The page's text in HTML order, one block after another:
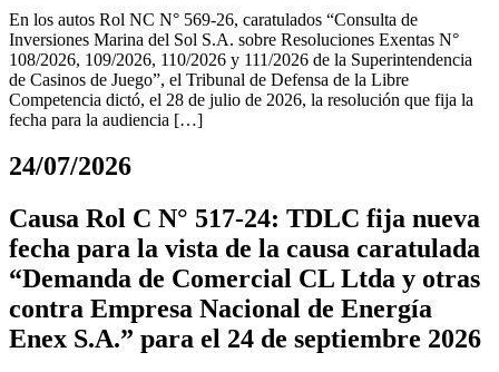
En los autos Rol NC N° 569-26, caratulados “Consulta de
Inversiones Marina del Sol S.A. sobre Resoluciones Exentas N°
108/2026, 109/2026, 110/2026 y 111/2026 de la Superintendencia
de Casinos de Juego”, el Tribunal de Defensa de la Libre
Competencia dictó, el 28 de julio de 2026, la resolución que fija la
fecha para la audiencia […]
24/07/2026
Causa Rol C N° 517-24: TDLC fija nueva
fecha para la vista de la causa caratulada
“Demanda de Comercial CL Ltda y otras
contra Empresa Nacional de Energía
Enex S.A.” para el 24 de septiembre 2026